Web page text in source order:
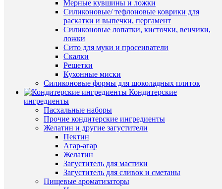
Мерные кувшины и ложки
Силиконовые/ тефлоновые коврики для
раскатки и выпечки, пергамент
Силиконовые лопатки, кисточки, венчики,
ложки
Сито для муки и просеиватели
Скалки
Решетки
Кухонные миски
Силиконовые формы для шоколадных плиток
Кондитерские
ингредиенты
Пасхальные наборы
Прочие кондитерские ингредиенты
Желатин и другие загустители
Пектин
Агар-агар
Желатин
Загуститель для мастики
Загуститель для сливок и сметаны
Пищевые ароматизаторы
1
руб.
шт
в